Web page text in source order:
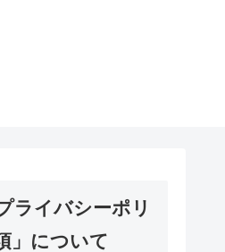
ライバシーポリ
」について